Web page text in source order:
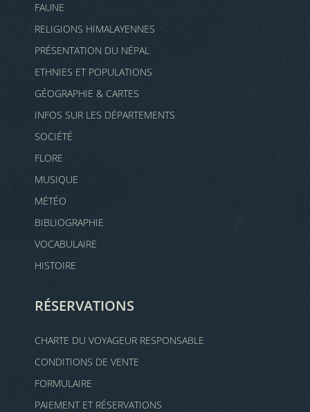
FAUNE
RELIGIONS HIMALAYENNES
PRÉSENTATION DU NÉPAL
ETHNIES ET POPULATIONS
GÉOGRAPHIE & CARTES
INFOS SUR LES DÉPARTEMENTS
SOCIÉTÉ
FLORE
MUSIQUE
MÉTÉO
BIBLIOGRAPHIE
VOCABULAIRE
HISTOIRE
RÉSERVATIONS
CHARTE DU VOYAGEUR RESPONSABLE
CONDITIONS DE VENTE
FORMULAIRE
PAIEMENT ET RÉSERVATIONS